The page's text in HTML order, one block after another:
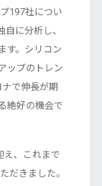
197社につい
に分析し、
す。シリコン
ップのトレン
で伸長が期
絶好の機会で
え、これまで
だきました。